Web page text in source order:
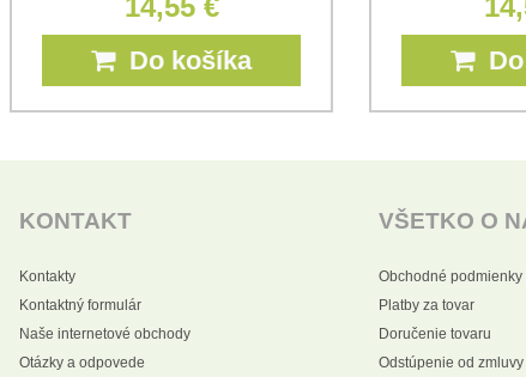
14,55 €
Do košíka Do
KONTAKT
Kontakty
Kontaktný formulár
Naše internetové obchody
Otázky a odpovede
VŠETKO O
Obchodné podmienky
Platby za tovar
Doručenie tovaru
Odstúpenie od zmluvy